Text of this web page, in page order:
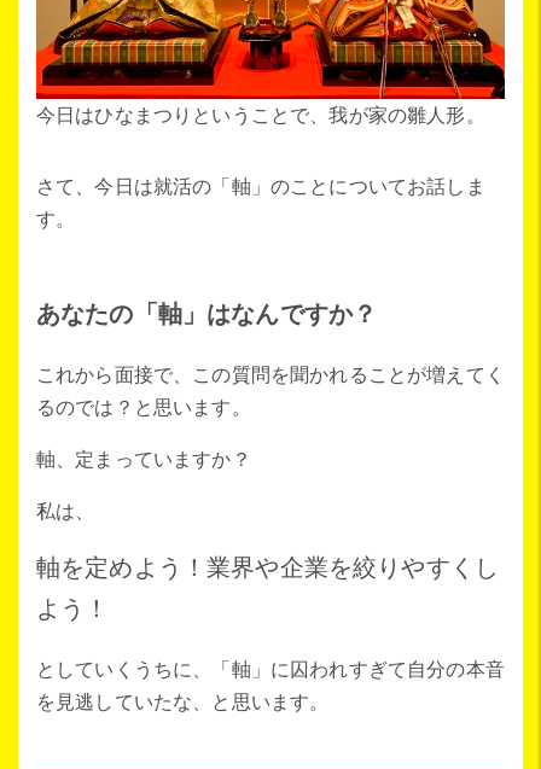
今日はひなまつりということで、我が家の雛人形。
さて、今日は就活の「軸」のことについてお話しま
す。
あなたの「軸」はなんですか？
これから面接で、この質問を聞かれることが増えてく
るのでは？と思います。
軸、定まっていますか？
私は、
軸を定めよう！業界や企業を絞りやすくし
よう！
としていくうちに、「軸」に囚われすぎて自分の本音
を見逃していたな、と思います。